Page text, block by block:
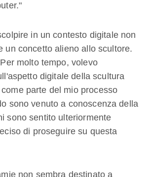
in un contesto digitale non
un concetto alieno allo scultore.
molto tempo, volevo
digitale della scultura
parte del mio processo
sono venuto a conoscenza della
sono sentito ulteriormente
di proseguire su questa
non sembra destinato a